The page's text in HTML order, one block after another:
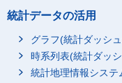
統計データの活用
グラフ(統計ダッシ
時系列表(統計ダッ
統計地理情報システ